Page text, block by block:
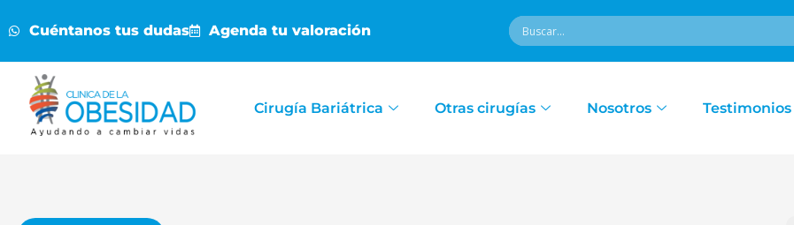
Cuéntanos tus dudas Agenda tu valoración
Cirugía Bariátrica Otras cirugías Nosotros Testimonios